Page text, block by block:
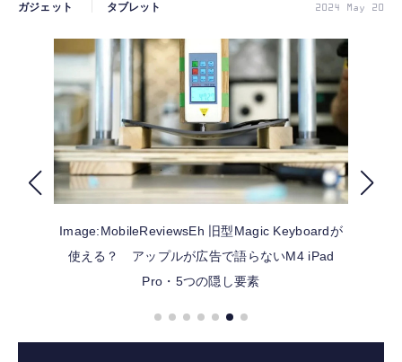
カルチャー
公式ストア
FOLLOW US
ガジェット タブレット 2024 May 20
Image:MobileReviewsEh
旧型Magic Keyboardが
使える？ アップルが広告で語らないM4 iPad
Pro・5つの隠し要素